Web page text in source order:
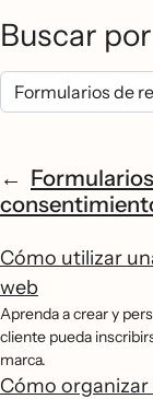
Buscar
Cómo utilizar
web
Aprenda a crear y
cliente pueda
marca.
Cómo